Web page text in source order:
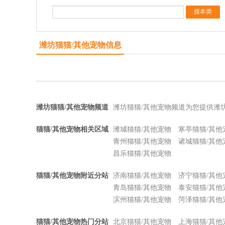
潍坊猫猫/其他宠物信息
潍坊猫猫/其他宠物频道 潍坊猫猫/其他宠物频道为您提供潍
猫猫/其他宠物相关区域 潍城猫猫/其他宠物
寒亭猫猫/其他
青州猫猫/其他宠物
诸城猫猫/其他
昌乐猫猫/其他宠物
猫猫/其他宠物附近分站 济南猫猫/其他宠物
济宁猫猫/其他
青岛猫猫/其他宠物
泰安猫猫/其他
滨州猫猫/其他宠物
菏泽猫猫/其他
猫猫/其他宠物热门分站 北京猫猫/其他宠物 上海猫猫/其他